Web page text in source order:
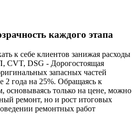
каждого этапа
к себе клиентов занижая расходы
CVT, DSG - Дорогостоящая
запасных частей
2 года на 25%. Обращаясь к
основываясь только на цене, можно
ремонт, но и рост итоговых
ремонтных работ